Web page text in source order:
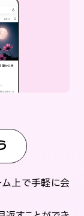
ム上で手軽に会